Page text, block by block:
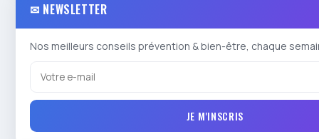
✉ NEWSLETTER
Nos meilleurs conseils prévention & bien-être, chaque
JE M'INSCRIS